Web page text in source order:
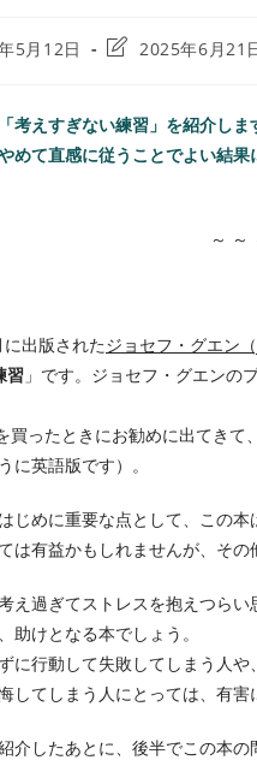
5月12日 2025年6月21
考えすぎない練習」を紹介し
めて直感に従うことでよい結
～ ～
出版されたジョセフ・グエン
習 」です。ジョセフ・グエンの
買ったときにお勧めに出てき
に英語版です）。
じめに重要な点として、この
は有益かもしれませんが、そ
え過ぎてストレスを抱えつら
助けとなる本でしょう。
に行動して失敗してしまう人
してしまう人にとっては、有害
介したあとに、後半でこの本